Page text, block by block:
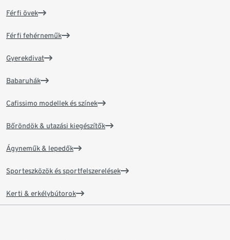
Férfi övek
Férfi fehérneműk
Gyerekdivat
Babaruhák
Cafissimo modellek és színek
Bőröndök & utazási kiegészítők
Ágyneműk & lepedők
Sporteszközök és sportfelszerelések
Kerti & erkélybútorok